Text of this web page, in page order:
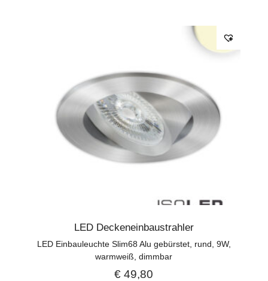
LED Deckeneinbaustrahler
LED Einbauleuchte Slim68 Alu gebürstet, rund, 9W,
warmweiß, dimmbar
€ 49,80